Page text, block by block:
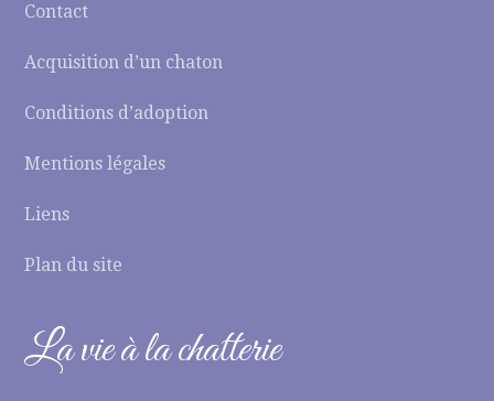
Contact
Acquisition d’un chaton
Conditions d’adoption
Mentions légales
Liens
Plan du site
La vie à la chatterie